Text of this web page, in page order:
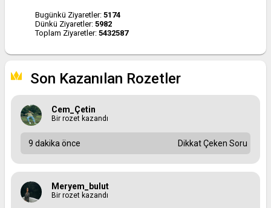
Bugünkü Ziyaretler: 5174
Dünkü Ziyaretler: 5982
Toplam Ziyaretler: 5432587
Son Kazanılan Rozetler
Cem_Çetin
Bir rozet kazandı
9 dakika önce Dikkat Çeken Soru
Meryem_bulut
Bir rozet kazandı